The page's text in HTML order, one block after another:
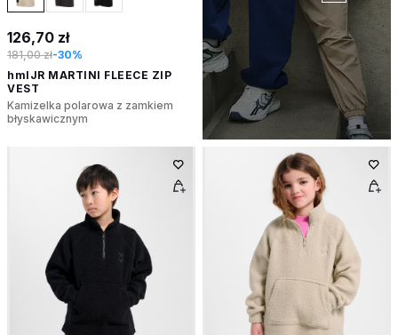
126,70 zł
181,00 zł-30%
hmlJR MARTINI FLEECE ZIP
VEST
Kamizelka polarowa z zamkiem
błyskawicznym